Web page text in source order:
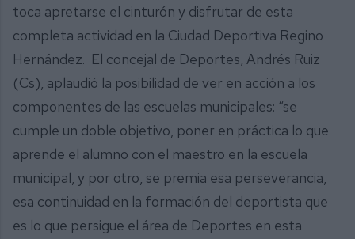
toca apretarse el cinturón y disfrutar de esta
completa actividad en la Ciudad Deportiva Regino
Hernández. El concejal de Deportes, Andrés Ruiz
(Cs), aplaudió la posibilidad de ver en acción a los
componentes de las escuelas municipales: “se
cumple un doble objetivo, poner en práctica lo que
aprende el alumno con el maestro en la escuela
municipal, y por otro, se premia esa perseverancia,
esa continuidad en la formación del deportista que
es lo que persigue el área de Deportes en esta